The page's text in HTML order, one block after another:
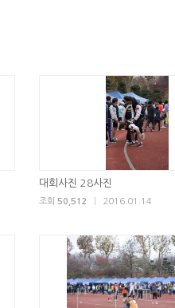
대회사진 28사진
조회 50,512 2016.01.14